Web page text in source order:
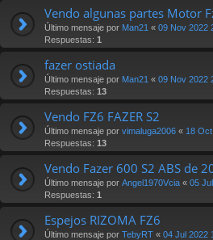
Vendo algunas partes Motor
Último mensaje por Man21 « 09 Nov 2022
Respuestas: 1
fazer ostiada
Último mensaje por Man21 « 09 Nov 2022
Respuestas: 13
Vendo FZ6 FAZER S2
Último mensaje por vimaluga2006 « 18
Respuestas: 13
Vendo Fazer 600 S2 ABS de
Último mensaje por Angel1970Vcia « 05
Respuestas: 1
Espejos RIZOMA FZ6
Último mensaje por TebyRT « 04 Jul 2022